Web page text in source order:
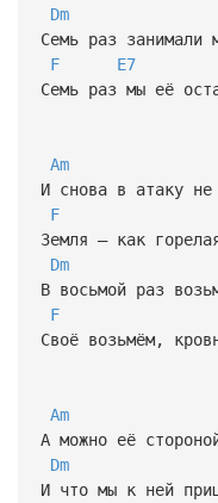
Dm
Семь раз занимали
F
E7
Семь раз мы её
Am
И снова в атаку не
F
Земля — как
Dm
В восьмой раз
F
Своё возьмём,
Am
А можно её
Dm
И что мы к ней